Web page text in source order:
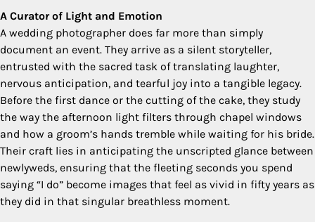
A Curator of Light and Emotion
A wedding photographer does far more than simply
document an event. They arrive as a silent storyteller,
entrusted with the sacred task of translating laughter,
nervous anticipation, and tearful joy into a tangible legacy.
Before the first dance or the cutting of the cake, they study
the way the afternoon light filters through chapel windows
and how a groom’s hands tremble while waiting for his bride.
Their craft lies in anticipating the unscripted glance between
newlyweds, ensuring that the fleeting seconds you spend
saying “I do” become images that feel as vivid in fifty years as
they did in that singular breathless moment.